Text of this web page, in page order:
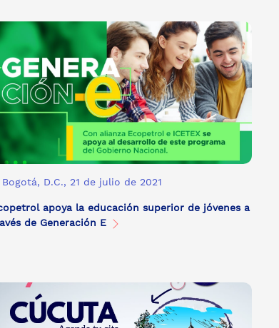
Bogotá, D.C., 21 de julio de 2021
apoya la educación superior de jóvenes a
de Generación E